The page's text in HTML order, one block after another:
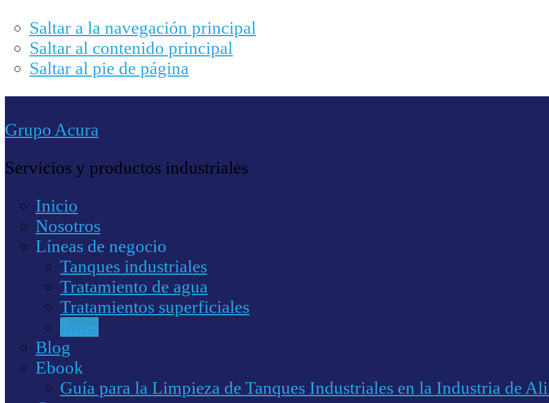
Saltar a la navegación principal
Saltar al contenido principal
Saltar al pie de página
Grupo Acura
Servicios y productos industriales
Inicio
Nosotros
Líneas de negocio
Tanques industriales
Tratamiento de agua
Tratamientos superficiales
Totes
Blog
Ebook
Guía para la Limpieza de Tanques Industriales en la Industria de